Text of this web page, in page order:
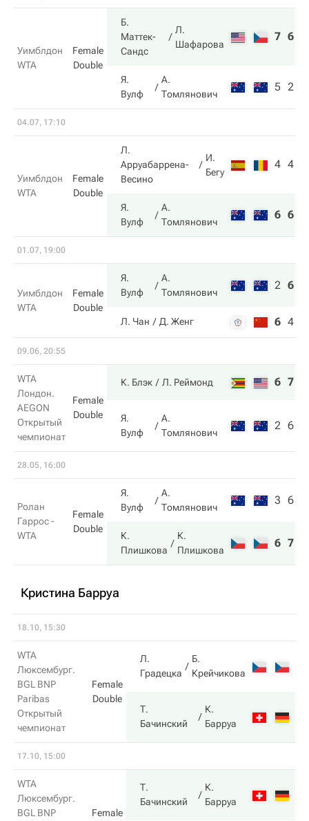
Уимблдон
WTA
Female
Double
Б.
Маттек-
Сандс
Л.
Шафарова
7 6
Я.
Вулф
А.
Томлянович
5 2
04.07, 17:10
Уимблдон
WTA
Female
Double
Л.
Арруабаррена-
Весино
И.
Бегу
4 4
Я.
Вулф
А.
Томлянович
6 6
01.07, 19:00
Уимблдон
WTA
Female
Double
Я.
Вулф
А.
Томлянович
2 6
Л. Чан Д. Женг 6 4
09.06, 20:55
WTA
Лондон.
AEGON
Открытый
чемпионат
Female
Double
К. Блэк Л. Реймонд 6 7
Я.
Вулф
А.
Томлянович
2 6
28.05, 16:00
Ролан
Гаррос -
WTA
Female
Double
Я.
Вулф
А.
Томлянович
3 6
К.
Плишкова
К.
Плишкова
6 7
Кристина Барруа
18.10, 15:30
WTA
Люксембург.
BGL BNP
Paribas
Открытый
чемпионат
Female
Double
Л.
Градецка
Б.
Крейчикова
Т.
Бачинский
К.
Барруа
17.10, 15:00
WTA
Люксембург.
BGL BNP
Female
Т.
Бачинский
К.
Барруа